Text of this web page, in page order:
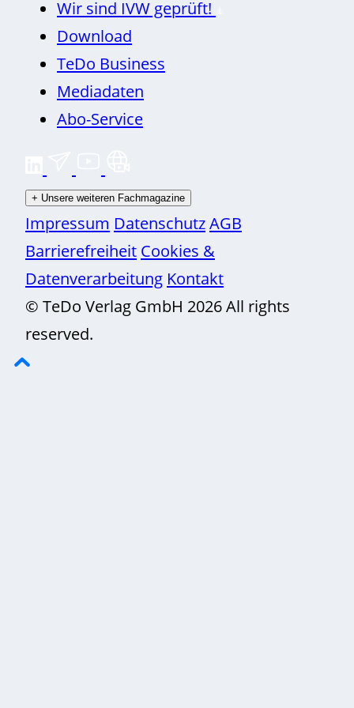
Wir sind IVW geprüft!
Download
TeDo Business
Mediadaten
Abo-Service
+ Unsere weiteren Fachmagazine
Impressum DatenschutzAGB
Barrierefreiheit Cookies &
Datenverarbeitung Kontakt
© TeDo Verlag GmbH 2026 All rights
reserved.